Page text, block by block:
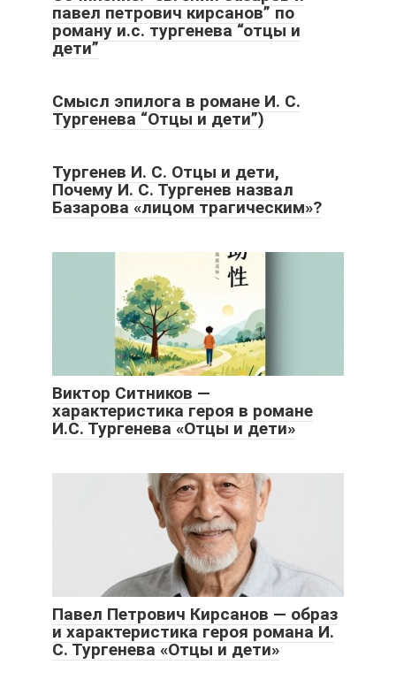
павел петрович кирсанов” по
роману и.с. тургенева “отцы и
дети”
Смысл эпилога в романе И. С.
Тургенева “Отцы и дети”)
Тургенев И. С. Отцы и дети,
Почему И. С. Тургенев назвал
Базарова «лицом трагическим»?
Виктор Ситников —
характеристика героя в романе
И.С. Тургенева «Отцы и дети»
Павел Петрович Кирсанов — образ
и характеристика героя романа И.
С. Тургенева «Отцы и дети»